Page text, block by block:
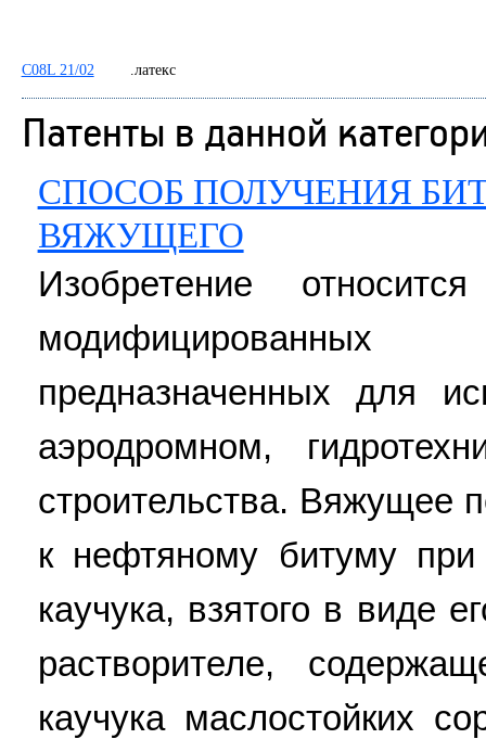
C08L 21/02 .латекс
Патенты в данной
СПОСОБ ПОЛУЧЕНИЯ
ВЯЖУЩЕГО
Изобретение
предназначенных для
аэродромном,
строительства. Вяжущее
к нефтяному битуму
каучука, взятого в виде
растворителе,
каучука маслостойких